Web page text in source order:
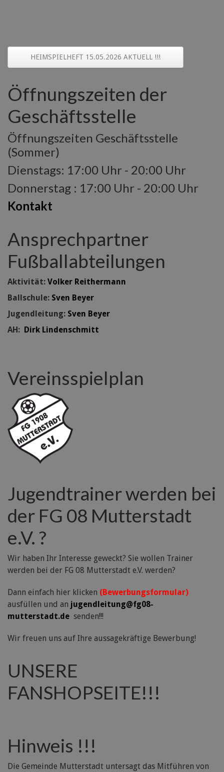
HEIMSPIELHEFT 15.05.2026 AKTUELL !!!
Öffnungszeiten der
Geschäftsstelle
Öffnungszeiten Geschäftsstelle
(Sommer)
Dienstags: 17:00 Uhr - 20:00 Uhr
Donnerstag : 17:00 Uhr - 20:00 Uhr
Kontakt
Ansprechpartner
Fußballabteilungen
Aktivität: Volker Reithermann
Ballschule: Sven Beyer
Jugendleitung: Sven Beyer
AH: Dirk Lindenschmitt
Vereinsspielplan
Jugendtrainer werden bei
der FG 08 Mutterstadt
e.V. ?
Wir haben Ihr Interesse geweckt? Sie wollen Trainer
werden bei der FG 08 Mutterstadt e.V. werden?
Dann einfach hier klicken (Bewerbungsformular)
ausfüllen und an jugendleitung@fg08-
mutterstadt.de senden!!!
Wir freuen uns auf Ihre aussagekräftige Bewerbung!
UNSERE
FANSHOPSEITE!!!
Hinweis !!!
Die Gemeinde Mutterstadt untersagt das Mitführen von